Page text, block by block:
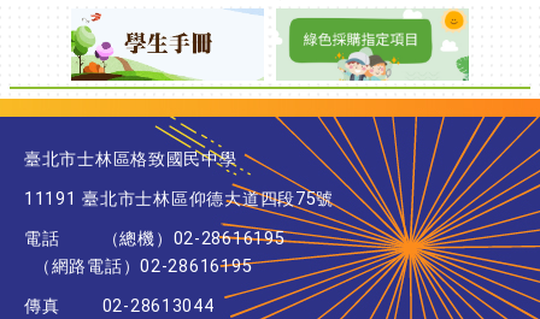
臺北市士林區格致國民中學
11191 臺北市士林區仰德大道四段75號
電話
（總機）02-28616195
（網路電話）02-28616195
傳真
02-28613044